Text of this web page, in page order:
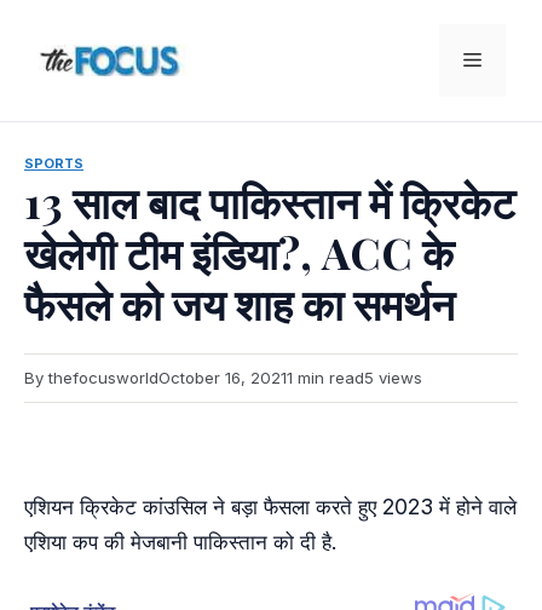
content
Menu
SPORTS
13 साल बाद पाकिस्तान में क्रिकेट
खेलेगी टीम इंडिया?, ACC के
फैसले को जय शाह का समर्थन
By thefocusworldOctober 16, 20211 min read5 views
एशियन क्रिकेट कांउसिल ने बड़ा फैसला करते हुए 2023 में होने वाले
एशिया कप की मेजबानी पाकिस्तान को दी है.